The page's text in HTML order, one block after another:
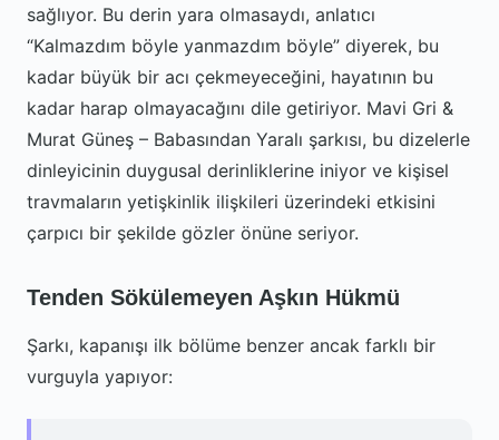
sağlıyor. Bu derin yara olmasaydı, anlatıcı
“Kalmazdım böyle yanmazdım böyle” diyerek, bu
kadar büyük bir acı çekmeyeceğini, hayatının bu
kadar harap olmayacağını dile getiriyor. Mavi Gri &
Murat Güneş – Babasından Yaralı şarkısı, bu dizelerle
dinleyicinin duygusal derinliklerine iniyor ve kişisel
travmaların yetişkinlik ilişkileri üzerindeki etkisini
çarpıcı bir şekilde gözler önüne seriyor.
Tenden Sökülemeyen Aşkın Hükmü
Şarkı, kapanışı ilk bölüme benzer ancak farklı bir
vurguyla yapıyor: